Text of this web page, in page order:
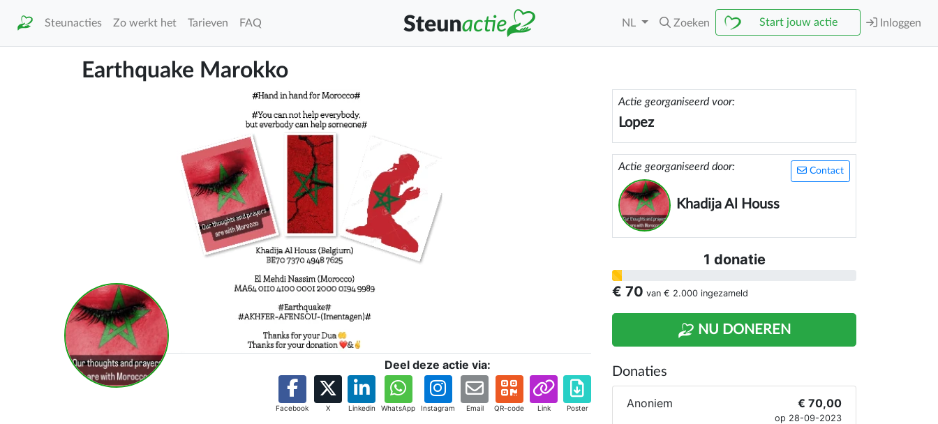
Steunacties Zo werkt het Tarieven FAQ NL Zoeken Start jouw actie Inloggen
Earthquake Marokko
Deel deze actie via:
Facebook X Linkedin WhatsApp Instagram Email QR-code Link Poster
Actie georganiseerd voor:
Lopez
Contact
Actie georganiseerd door:
Khadija Al Houss
1 donatie
€ 70 van € 2.000 ingezameld
NU DONEREN
Donaties
Anoniem € 70,00
op 28-09-2023